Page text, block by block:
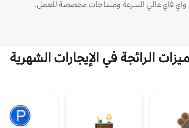
واي فاي عالي السرعة ومساحات مخصصة للعمل.
الرائجة في الإيجارات الشهرية